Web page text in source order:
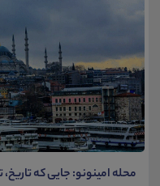
محله امینونو: جایی که